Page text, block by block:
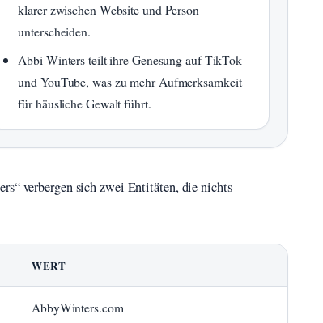
klarer zwischen Website und Person
unterscheiden.
Abbi Winters teilt ihre Genesung auf TikTok
und YouTube, was zu mehr Aufmerksamkeit
für häusliche Gewalt führt.
verbergen sich zwei Entitäten, die nichts
WERT
AbbyWinters.com